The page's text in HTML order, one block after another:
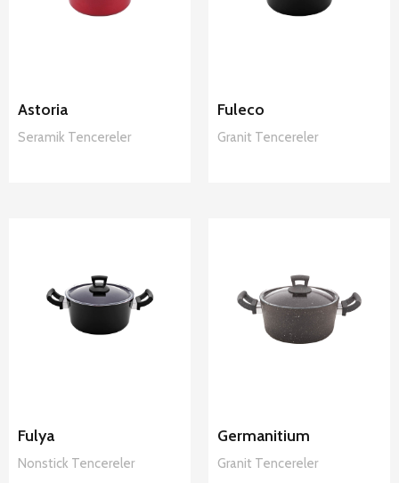
Astoria
Seramik Tencereler
Fuleco
Granit Tencereler
Fulya
Nonstick
Tencereler
Fulya
Nonstick Tencereler
Germanitium
Granit
Tencereler
Germanitium
Granit Tencereler